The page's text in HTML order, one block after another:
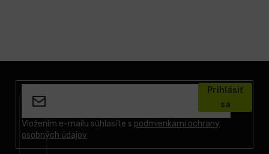
Vložením e-mailu súhlasíte s podmienkami ochrany
osobných údajov
Prihlásiť
sa